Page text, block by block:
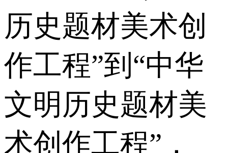
历史题材美术创
作工程”到“中华
文明历史题材美
术创作工程”，